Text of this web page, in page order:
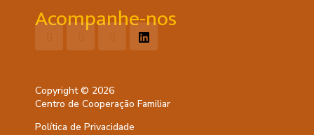
Acompanhe-nos
Copyright © 2026
Centro de Cooperação Familiar
Política de Privacidade